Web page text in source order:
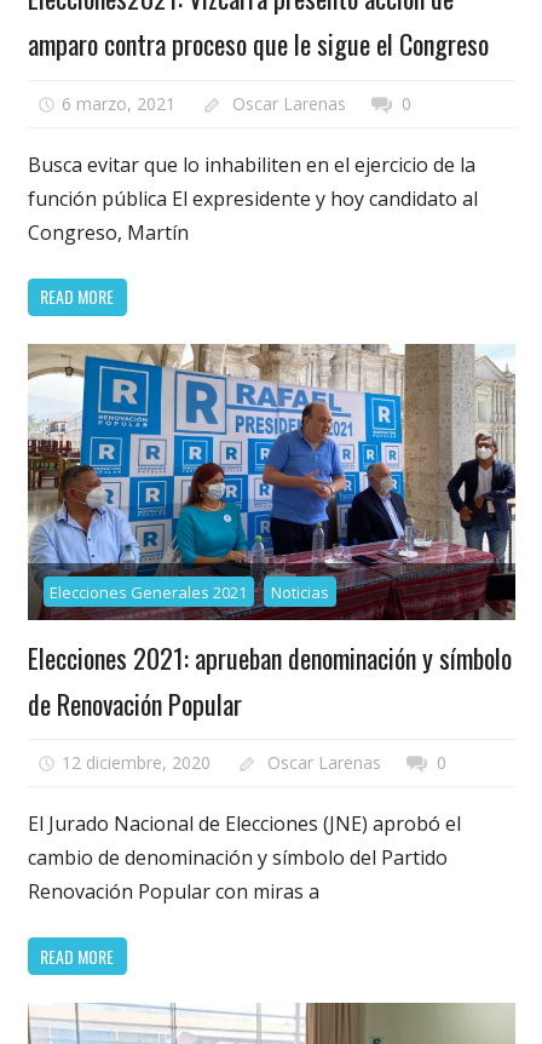
amparo contra proceso que le sigue el Congreso
6 marzo, 2021 Oscar Larenas 0
Busca evitar que lo inhabiliten en el ejercicio de la
función pública El expresidente y hoy candidato al
Congreso, Martín
READ MORE
Elecciones Generales 2021 Noticias
Elecciones 2021: aprueban denominación y símbolo
de Renovación Popular
12 diciembre, 2020 Oscar Larenas 0
El Jurado Nacional de Elecciones (JNE) aprobó el
cambio de denominación y símbolo del Partido
Renovación Popular con miras a
READ MORE